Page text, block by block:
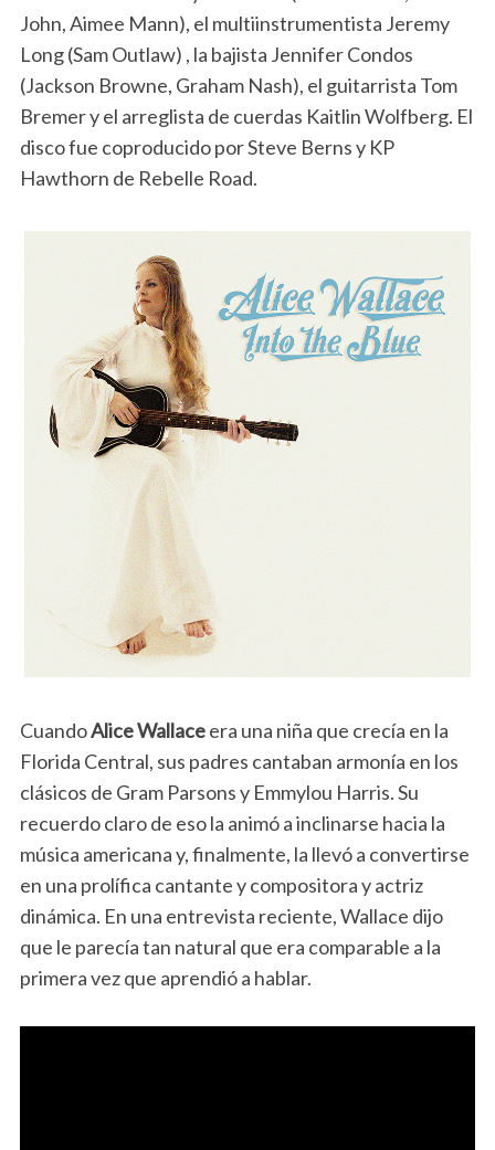
John, Aimee Mann), el multiinstrumentista Jeremy
Long (Sam Outlaw) , la bajista Jennifer Condos
(Jackson Browne, Graham Nash), el guitarrista Tom
Bremer y el arreglista de cuerdas Kaitlin Wolfberg. El
disco fue coproducido por Steve Berns y KP
Hawthorn de Rebelle Road.
CuandoAlice Wallaceera una niña que crecía en la
Florida Central, sus padres cantaban armonía en los
clásicos de Gram Parsons y Emmylou Harris. Su
recuerdo claro de eso la animó a inclinarse hacia la
música americana y, finalmente, la llevó a convertirse
en una prolífica cantante y compositora y actriz
dinámica. En una entrevista reciente, Wallace dijo
que le parecía tan natural que era comparable a la
primera vez que aprendió a hablar.